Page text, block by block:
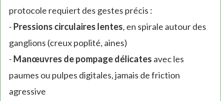
protocole requiert des gestes précis :
- Pressions circulaires lentes, en spirale autour des
ganglions (creux poplité, aines)
- Manœuvres de pompage délicates avec les
paumes ou pulpes digitales, jamais de friction
agressive